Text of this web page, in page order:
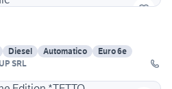
Diesel Automatico
Euro 6e
SRL